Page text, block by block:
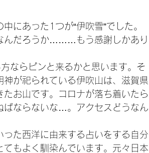
にあった1つが“伊吹雪”でした。
んだろうか………もう感謝しかあり
ならピンと来るかと思います。そ
が祀られている伊吹山は、滋賀県
お山です。コロナが落ち着いたら
ばならないな…。アクセスどうなん
た西洋に由来する占いをする自分
もよく馴染んでいます。元々日本